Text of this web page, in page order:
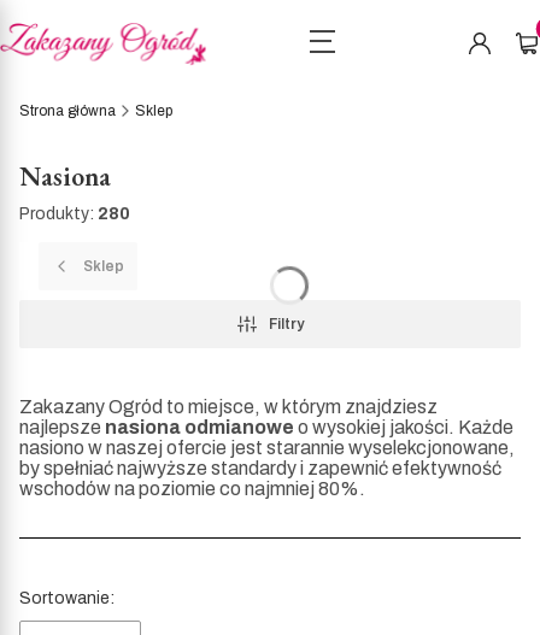
Strona główna Sklep
Nasiona
Produkty: 280
Sklep
Filtry
Zakazany Ogród to miejsce, w którym znajdziesz
najlepsze nasiona odmianowe o wysokiej jakości. Każde
nasiono w naszej ofercie jest starannie wyselekcjonowane,
by spełniać najwyższe standardy i zapewnić efektywność
wschodów na poziomie co najmniej 80%.
Lista produktów
Sortowanie: